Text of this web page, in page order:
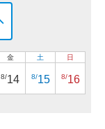
金
8/14
土
8/15
日
8/16